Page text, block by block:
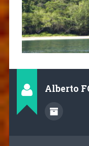
Alberto